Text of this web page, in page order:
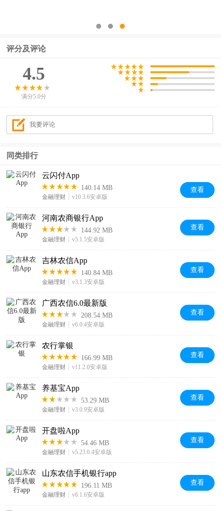
评分及评论
4.5
满分5.0分
同类排行
云闪付App
140.14 MB
金融理财 v10.3.6安卓版
查看
河南农商银行App
144.92 MB
金融理财 v5.1.5安卓版
查看
吉林农信App
140.84 MB
金融理财 v3.1.3安卓版
查看
广西农信6.0最新版
208.54 MB
金融理财 v6.0.4安卓版
查看
农行掌银
166.99 MB
金融理财 v11.2.0安卓版
查看
养基宝App
53.29 MB
金融理财 v3.0.9安卓版
查看
开盘啦App
54.46 MB
金融理财 v5.23.0.4安卓版
查看
山东农信手机银行app
196.11 MB
金融理财 v6.1.6安卓版
查看